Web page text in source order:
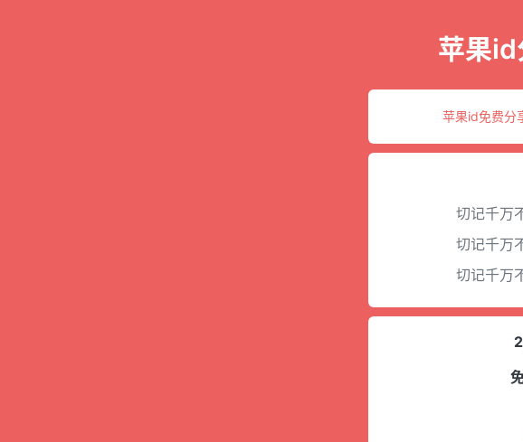
苹果id
苹果id免费分
切记千万
切记千万
切记千万